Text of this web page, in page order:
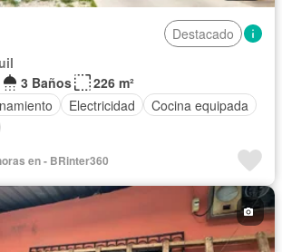
Destacado
3 Baños
226 m²
Electricidad
Cocina equipada
en - BRinter360